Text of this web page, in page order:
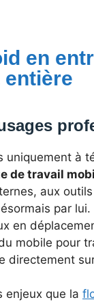
en
à
de travail
aux
par
en
mobile pour
directement
enjeux que la